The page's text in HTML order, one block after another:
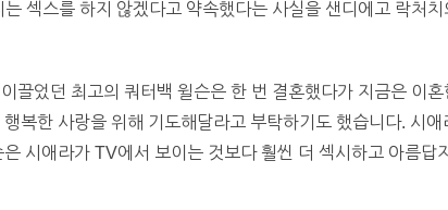
섹스를 하지 않겠다고 약속했다는 사실을 샌디에고 락처
끌었던 최고의 쿼터백 윌슨은 한 번 결혼했다가 지금은 이
복한 사랑을 위해 기도해달라고 부탁하기도 했습니다. 시
시애라가 TV에서 보이는 것보다 훨씬 더 섹시하고 아름답